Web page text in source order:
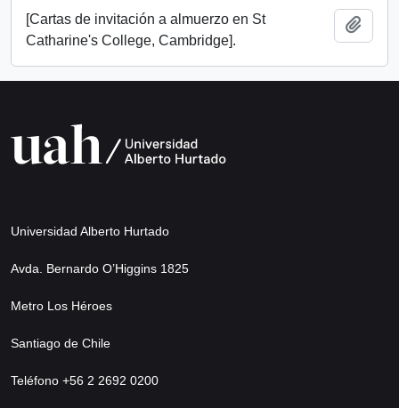
[Cartas de invitación a almuerzo en St
Catharine's College, Cambridge].
Universidad Alberto Hurtado
Avda. Bernardo O’Higgins 1825
Metro Los Héroes
Santiago de Chile
Teléfono +56 2 2692 0200